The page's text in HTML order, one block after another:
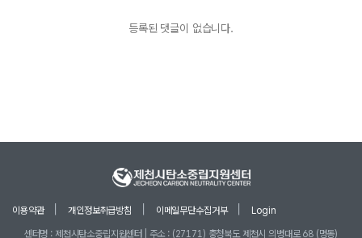
등록된 댓글이 없습니다.
이용약관 개인정보취급방침 이메일무단수집거부 Login
센터명 : 제천시탄소중립지원센터 | 주소 : (27171) 충청북도 제천시 의병대로 68 (명동)